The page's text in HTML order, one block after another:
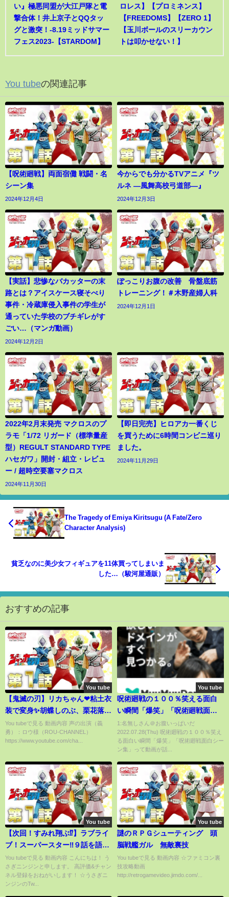
い』極悪同盟が大江戸隊と電
撃合体！井上京子とQQタッ
グと激突！-8.19ミッドサマー
フェス2023-【STARDOM】
ロレス】【プロミネンス】
【FREEDOMS】【ZERO 1】
【玉川ボールのスリーカウン
トは叩かせない！】
You tubeの関連記事
【呪術廻戦】両面宿儺 戦闘・名
シーン集
2024年12月4日
今からでも分かるTVアニメ『ツ
ルネ ―風舞高校弓道部―』
2024年12月3日
【実話】悲惨なバカッターの末
路とは？アイスケース寝そべり
事件・冷蔵庫侵入事件の学生が
通っていた学校のブチギレがす
ごい…（マンガ動画）
2024年12月2日
ぽっこりお腹の改善 骨盤底筋
トレーニング！＃木野産婦人科
2024年12月1日
2022年2月末発売 マクロスのプ
ラモ「1/72 リガード（標準量産
型）REGULT STANDARD TYPE
ハセガワ」開封・組立・レビュ
ー / 超時空要塞マクロス
2024年11月30日
【即日完売】ヒロアカ一番くじ
を買うために6時間コンビニ巡り
ました。
2024年11月29日
The Tragedy of Emiya Kiritsugu (A Fate/Zero
Character Analysis)
貧乏なのに美少女フィギュアを11体買ってしまいま
した…（駿河屋通販）
おすすめの記事
You tube
【鬼滅の刃】リカちゃん❤粘土衣
装で変身✨胡蝶しのぶ、栗花落カ
ナヲ、胡蝶カナエの着物をDIY🌼
小物やアクセサリーも手作り工
作🎶声真似
You tubeで見る 動画内容 声の出演（義
勇）：ロウ様（ROU-CHANNEL）
https://www.youtube.com/cha...
You tube
呪術廻戦の１００％笑える面白
い瞬間「爆笑」「呪術廻戦面白
シーン集」
1:名無しさん＠お腹いっぱいだ
2022.07.28(Thu) 呪術廻戦の１００％笑え
る面白い瞬間「爆笑」「呪術廻戦面白シー
ン集」って動画が話...
You tube
【次回！すみれ翔ぶ⁉︎】ラブライ
ブ！スーパースター‼︎９話を語り
たい【毎日田舎ラジオ#65】
You tubeで見る 動画内容 こんにちは！ う
さぎニンジンと申します。 高評価&チャン
ネル登録をおねがいします！ ☆うさぎニ
ンジンのTw...
You tube
謎のＲＰＧシューティング 頭
脳戦艦ガル 無敵裏技
You tubeで見る 動画内容 ☆ファミコン裏
技攻略動画
http://retrogamevideo.jimdo.com/...